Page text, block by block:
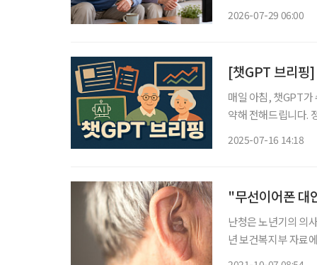
2026-07-29 06:00
[챗GPT 브리핑
매일 아침, 챗GPT가
약해 전해드립니다. 정책,
2025-07-16 14:18
"무선이어폰 대
난청은 노년기의 의
년 보건복지부 자료